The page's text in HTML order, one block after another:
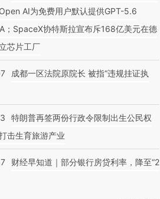
AI为免费用户默认提供GPT-5.6
；SpaceX协特斯拉宣布斥168亿美元在德
芯片工厂
成都一区法院原院长 被指“违规挂证执
特朗普再签两份行政令限制出生公民权
击生育旅游产业
财经早知道｜部分银行房贷利率，降至“2